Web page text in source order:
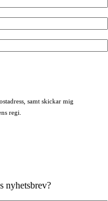
samt skickar mig
regi.
nyhetsbrev?